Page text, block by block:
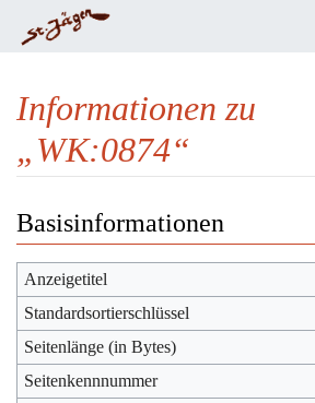
Informationen zu
„WK:0874“
Basisinformationen
Anzeigetitel
Standardsortierschlüssel
Seitenlänge (in Bytes)
Seitenkennnummer